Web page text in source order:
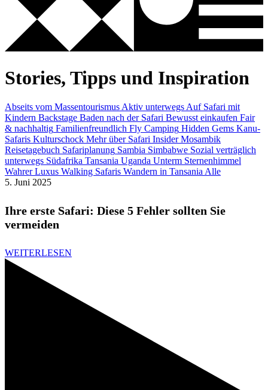
Stories, Tipps und Inspiration
Abseits vom Massentourismus Aktiv unterwegs Auf Safari mit
Kindern Backstage Baden nach der Safari Bewusst einkaufen Fair
& nachhaltig Familienfreundlich Fly Camping Hidden Gems Kanu-
Safaris Kulturschock Mehr über Safari Insider Mosambik
Reisetagebuch Safariplanung Sambia Simbabwe Sozial verträglich
unterwegs Südafrika Tansania Uganda Unterm Sternenhimmel
Wahrer Luxus Walking Safaris Wandern in Tansania Alle
5. Juni 2025
Ihre erste Safari: Diese 5 Fehler sollten Sie
vermeiden
WEITERLESEN